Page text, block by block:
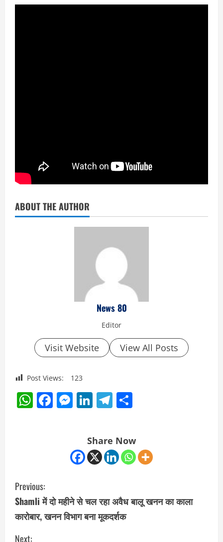
ABOUT THE AUTHOR
News 80
Editor
Visit Website View All Posts
Post Views: 123
WhatsApp
Facebook
Messenger
LinkedIn
Telegram
Share Now
C
o
n
Previous:
Shamli में दो महीने से चल रहा अवैध बालू खनन का काला
कारोबार, खनन विभाग बना मूकदर्शक
Next: